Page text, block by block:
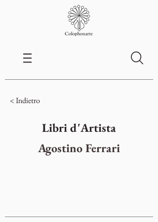
< Indietro
Agostino Ferrari
Libri d'Artista